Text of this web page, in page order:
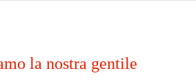
la nostra gentile